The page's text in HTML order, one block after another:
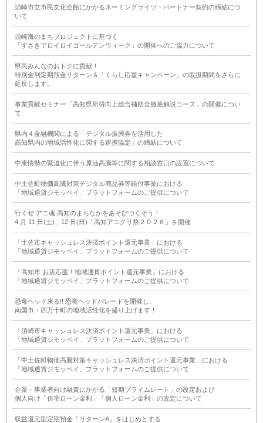
須崎市立市民文化会館にかかるネーミングライツ・パートナー契約の締結につ
いて
須崎海のまちプロジェクトに基づく
「すさきでロイロイゴールデンウィーク」の開催へのご協力について
県民みんなのおトクに貢献！
特別金利定期預金リターンＡ「くらし応援キャンペーン」の取扱期間をさらに
延長します。
事業貢献セミナー「高知県所得向上総合補助金徹底解説コース」の開催につい
て
県内４金融機関による「デジタル振興券を活用した
高知県内の地域活性化に関する連携協定」の締結について
中東情勢の緊迫化に伴う原油高騰等に関する相談窓口の設置について
中土佐町物価高騰対策デジタル商品券等給付事業における
「地域通貨ジモッペイ」プラットフォームのご提供について
行くぜ アニ魂 高知のまちなかをあそびつくそう！
4 月 11 日(土)、12 日(日)「高知アニクリ祭２０２６」を開催
「土佐市キャッシュレス決済ポイント還元事業」における
「地域通貨ジモッペイ」プラットフォームのご提供について
「高知市 お店応援！地域通貨ポイント還元事業」における
「地域通貨ジモッペイ」プラットフォームのご提供について
恐竜ヘッド来る!! 恐竜ヘッドパレードを開催し、
南国市・四万十町の地域活性化を盛り上げます！
「須崎市キャッシュレス決済ポイント還元事業」における
「地域通貨ジモッペイ」プラットフォームのご提供について
「中土佐町物価高騰対策キャッシュレス決済ポイント還元事業」における
「地域通貨ジモッペイ」プラットフォームのご提供について
企業・事業者向け融資にかかる「短期プライムレート」の改定および
個人向け「住宅ローン金利」「個人ローン金利」の改定について
収益還元型定期預金「リターンA」をはじめとする